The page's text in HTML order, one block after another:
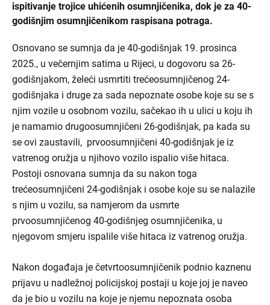
ispitivanje trojice uhićenih osumnjičenika, dok je za 40-
godišnjim osumnjičenikom raspisana potraga.
Osnovano se sumnja da je 40-godišnjak 19. prosinca
2025., u večernjim satima u Rijeci, u dogovoru sa 26-
godišnjakom, želeći usmrtiti trećeosumnjičenog 24-
godišnjaka i druge za sada nepoznate osobe koje su se s
njim vozile u osobnom vozilu, sačekao ih u ulici u koju ih
je namamio drugoosumnjičeni 26-godišnjak, pa kada su
se ovi zaustavili, prvoosumnjičeni 40-godišnjak je iz
vatrenog oružja u njihovo vozilo ispalio više hitaca.
Postoji osnovana sumnja da su nakon toga
trećeosumnjičeni 24-godišnjak i osobe koje su se nalazile
s njim u vozilu, sa namjerom da usmrte
prvoosumnjičenog 40-godišnjeg osumnjičenika, u
njegovom smjeru ispalile više hitaca iz vatrenog oružja.
Nakon događaja je četvrtoosumnjičenik podnio kaznenu
prijavu u nadležnoj policijskoj postaji u koje joj je naveo
da je bio u vozilu na koje je njemu nepoznata osoba